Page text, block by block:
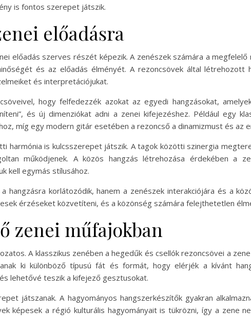
is fontos szerepet játszik.
előadásra
előadás szerves részét képezik. A zenészek számára a
és az előadás élményét. A rezoncsövek által létrehozott
és interpretációjukat.
hogy felfedezzék azokat az egyedi hangzásokat,
és új dimenziókat adni a zenei kifejezéshez. Például egy
míg egy modern gitár esetében a rezoncső a dinamizmust és az
harmónia is kulcsszerepet játszik. A tagok közötti szinergia
működjenek. A közös hangzás létrehozása érdekében a
kell egymás stílusához.
hangzásra korlátozódik, hanem a zenészek interakciójára és a
érzéseket közvetíteni, és a közönség számára felejthetetlen
zenei műfajokban
A klasszikus zenében a hegedűk és csellók rezoncsövei a
ki különböző típusú fát és formát, hogy elérjék a kívánt
lehetővé teszik a kifejező gesztusokat.
játszanak. A hagyományos hangszerkészítők gyakran
képesek a régió kulturális hagyományait is tükrözni, így a zene